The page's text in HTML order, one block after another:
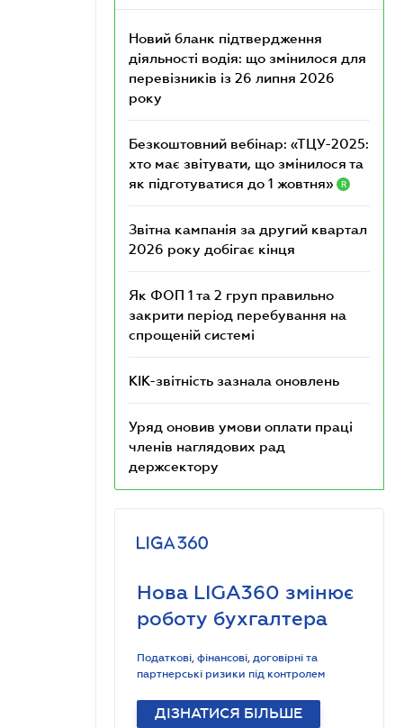
Новий бланк підтвердження
діяльності водія: що змінилося для
перевізників із 26 липня 2026
року
Безкоштовний вебінар: «ТЦУ-2025:
хто має звітувати, що змінилося та
як підготуватися до 1 жовтня»
R
Звітна кампанія за другий квартал
2026 року добігає кінця
Як ФОП 1 та 2 груп правильно
закрити період перебування на
спрощеній системі
КІК-звітність зазнала оновлень
Уряд оновив умови оплати праці
членів наглядових рад
держсектору
Нова LIGA360 змінює
роботу бухгалтера
Податкові, фінансові, договірні та
партнерські ризики під контролем
ДІЗНАТИСЯ БІЛЬШЕ